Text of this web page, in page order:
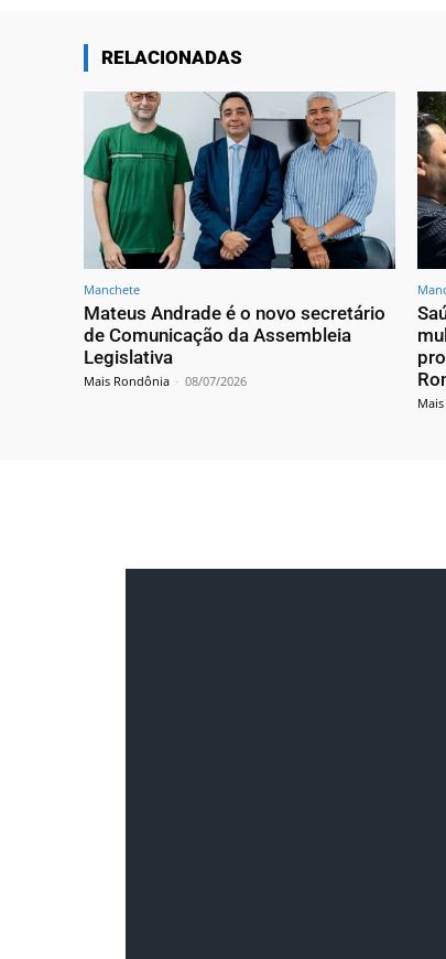
RELACIONADAS
Manchete
Mateus Andrade é o novo secretário
de Comunicação da Assembleia
Legislativa
Mais Rondônia - 08/07/2026